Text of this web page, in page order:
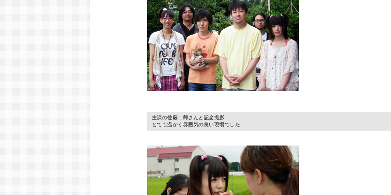
主演の佐藤二郎さんと記念撮影
とても温かく雰囲気の良い現場でした